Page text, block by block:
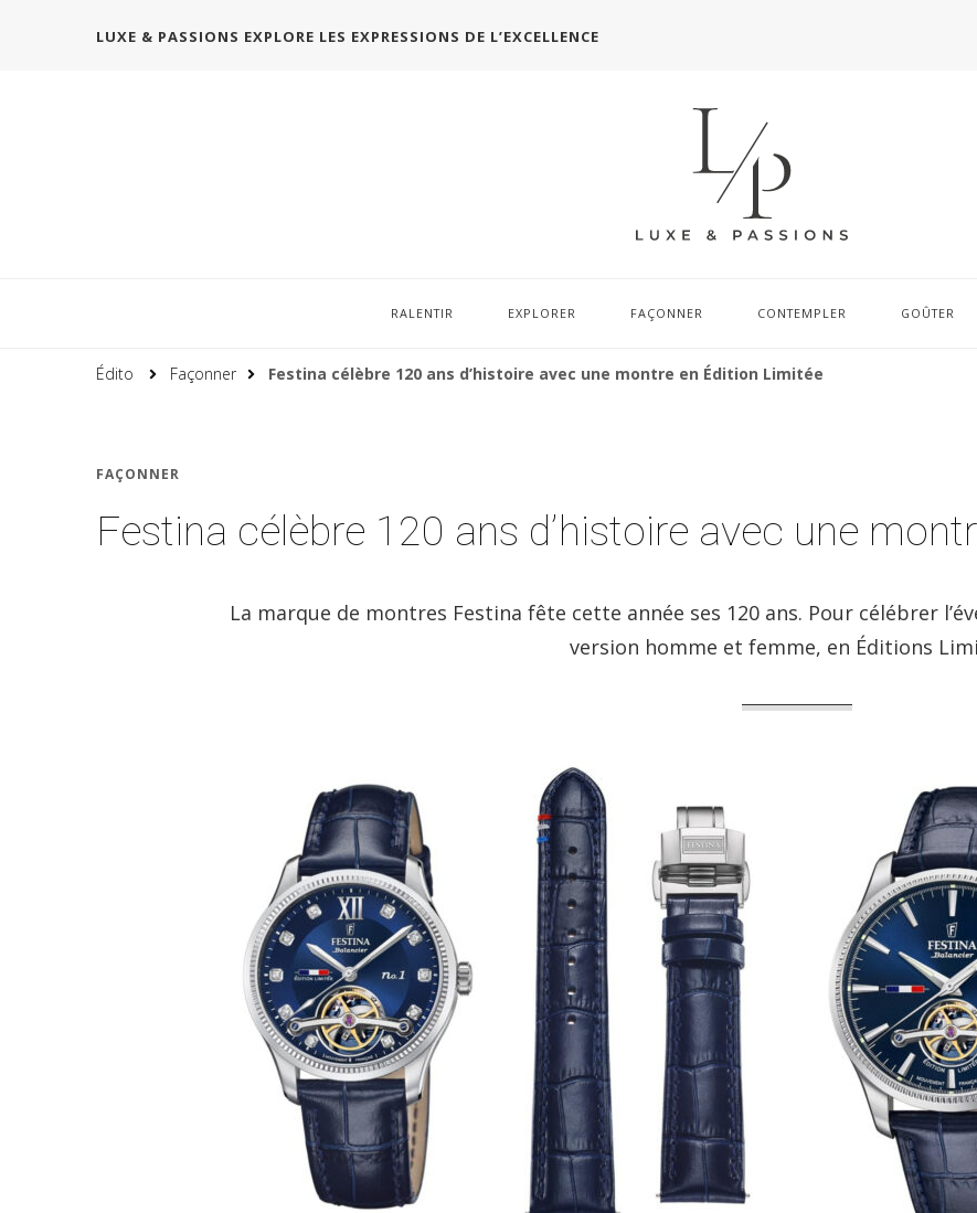
LUXE & PASSIONS EXPLORE LES EXPRESSIONS DE L’EXCELLENCE
RALENTIR EXPLORER FAÇONNER CONTEMPLER GOÛTER
Édito Façonner Festina célèbre 120 ans d’histoire avec une montre en Édition Limitée
FAÇONNER
Festina célèbre 120 ans d’histoire avec une
La marque de montres Festina fête cette année ses 120 ans. Pour célébrer
version homme et femme, en Éditions